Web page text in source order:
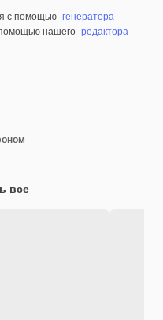
с помощью генератора
нашего редактора
все